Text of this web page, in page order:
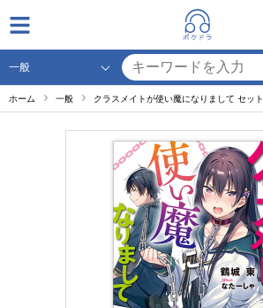
ホーム 一般 クラスメイトが使い魔になりまして セット